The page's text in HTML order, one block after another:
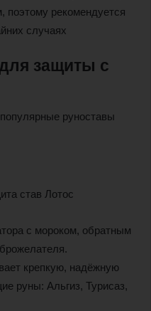
поэтому рекомендуется
случаях
защиты с
руноставы
с мороком, обратным
крепкую, надёжную
руны: Альгиз, Турисаз,